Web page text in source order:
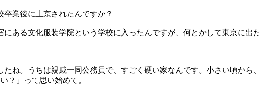
業後に上京されたんですか？
ある文化服装学院という学校に入ったんですが、何とかして東京に出
ね。うちは親戚一同公務員で、すごく硬い家なんです。小さい頃から
？」って思い始めて。